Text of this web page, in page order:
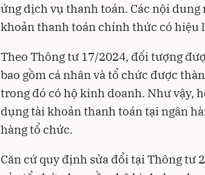
ứng dịch vụ thanh toán. Các nội
khoản thanh toán chính thức có hiệu
Theo Thông tư 17/2024, đối tượng
bao gồm cá nhân và tổ chức được
trong đó có hộ kinh doanh. Như vậy,
dụng tài khoản thanh toán tại ngân
hàng tổ chức.
Căn cứ quy định sửa đổi tại Thông tư